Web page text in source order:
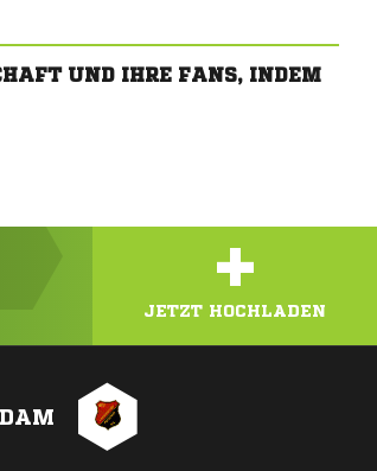
UND IHRE FANS, INDEM
+
JETZT HOCHLADEN